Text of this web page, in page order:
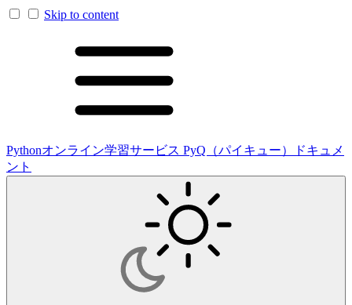
Skip to content
Pythonオンライン学習サービス PyQ（パイキュー）ドキュメ
ント